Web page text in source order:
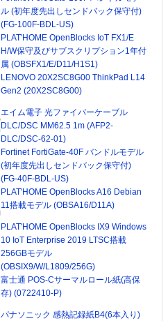
ル (初年度先出しセンドバック保守付)
(FG-100F-BDL-US)
PLAT'HOME OpenBlocks IoT FX1/E
H/W保守及びサブスクリプション1年付
属 (OBSFX1/E/D11/H1S1)
LENOVO 20X2SC8G00 ThinkPad L14
Gen2 (20X2SC8G00)
エイム電子 光ファイバーケーブル
DLC/DSC MM62.5 1m (AFP2-
DLC/DSC-62-01)
Fortinet FortiGate-40F バンドルモデル
(初年度先出しセンドバック保守付)
(FG-40F-BDL-US)
PLAT'HOME OpenBlocks A16 Debian
11搭載モデル (OBSA16/D11A)
PLAT'HOME OpenBlocks IX9 Windows
10 IoT Enterprise 2019 LTSC搭載
256GBモデル
(OBSIX9/W/L1809/256G)
富士通 POS-Cサーマルロール紙(高保
存) (0722410-P)
パナソニック 感熱記録紙B4(6本入り)